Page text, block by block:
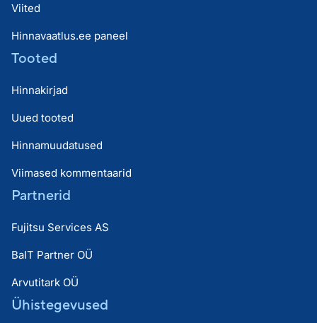
Viited
Hinnavaatlus.ee paneel
Tooted
Hinnakirjad
Uued tooted
Hinnamuudatused
Viimased kommentaarid
Partnerid
Fujitsu Services AS
BaIT Partner OÜ
Arvutitark OÜ
Ühistegevused